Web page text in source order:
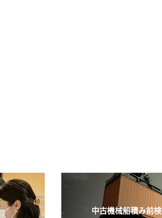
中古機械船積み前検